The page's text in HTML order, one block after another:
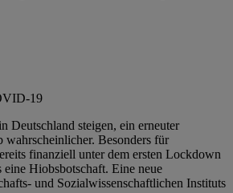
19
Deutschland steigen, ein erneuter
Besonders für
finanziell unter dem ersten Lockdown
eine Hiobsbotschaft. Eine neue
und Sozialwissenschaftlichen Instituts